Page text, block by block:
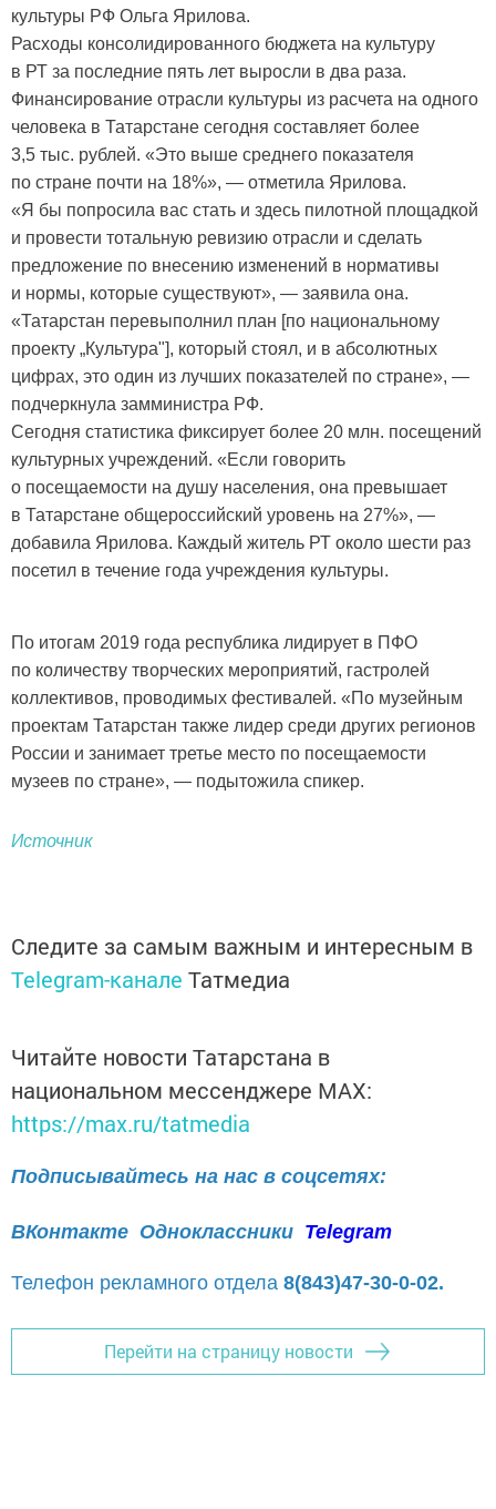
культуры РФ Ольга Ярилова.
Расходы консолидированного бюджета на культуру
в РТ за последние пять лет выросли в два раза.
Финансирование отрасли культуры из расчета на одного
человека в Татарстане сегодня составляет более
3,5 тыс. рублей. «Это выше среднего показателя
по стране почти на 18%», — отметила Ярилова.
«Я бы попросила вас стать и здесь пилотной площадкой
и провести тотальную ревизию отрасли и сделать
предложение по внесению изменений в нормативы
и нормы, которые существуют», — заявила она.
«Татарстан перевыполнил план [по национальному
проекту „Культура"], который стоял, и в абсолютных
цифрах, это один из лучших показателей по стране», —
подчеркнула замминистра РФ.
Сегодня статистика фиксирует более 20 млн. посещений
культурных учреждений. «Если говорить
о посещаемости на душу населения, она превышает
в Татарстане общероссийский уровень на 27%», —
добавила Ярилова. Каждый житель РТ около шести раз
посетил в течение года учреждения культуры.
По итогам 2019 года республика лидирует в ПФО
по количеству творческих мероприятий, гастролей
коллективов, проводимых фестивалей. «По музейным
проектам Татарстан также лидер среди других регионов
России и занимает третье место по посещаемости
музеев по стране», — подытожила спикер.
Источник
Следите за самым важным и интересным в
Telegram-канале Татмедиа
Читайте новости Татарстана в
национальном мессенджере MАХ:
https://max.ru/tatmedia
Подписывайтесь на нас в соцсетях:
ВКонтакте Одноклассники Telegram
Телефон рекламного отдела 8(843)47-30-0-02.
Перейти на страницу новости